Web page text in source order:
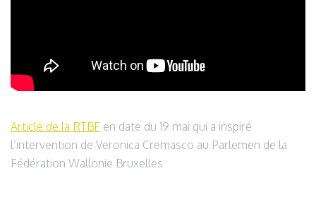
Article de la RTBF en date du 19 mai qui a inspiré
l’intervention de Veronica Cremasco au Parlemen de la
Fédération Wallonie Bruxelles